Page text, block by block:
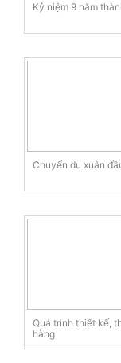
Kỷ niệm 9 năm
Chuyến du xuân
Quá trình thiết kế,
hàng